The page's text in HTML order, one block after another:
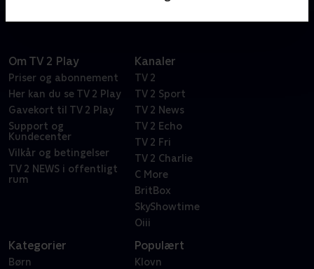
Om TV 2 Play
Priser og abonnement
Her kan du se TV 2 Play
Gavekort til TV 2 Play
Support og
Kundecenter
Vilkår og betingelser
TV 2 NEWS i offentligt
rum
Kanaler
TV 2
TV 2 Sport
TV 2 News
TV 2 Echo
TV 2 Fri
TV 2 Charlie
C More
BritBox
SkyShowtime
Oiii
Kategorier
Børn
Populært
Klovn